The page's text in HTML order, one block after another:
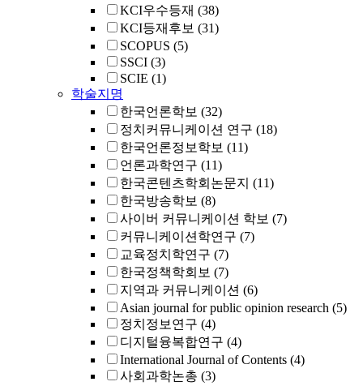
KCI우수등재 (38)
KCI등재후보 (31)
SCOPUS (5)
SSCI (3)
SCIE (1)
학술지명
한국언론학보 (32)
정치커뮤니케이션 연구 (18)
한국언론정보학보 (11)
언론과학연구 (11)
한국콘텐츠학회논문지 (11)
한국방송학보 (8)
사이버 커뮤니케이션 학보 (7)
커뮤니케이션학연구 (7)
교육정치학연구 (7)
한국정책학회보 (7)
지역과 커뮤니케이션 (6)
Asian journal for public opinion research (5)
정치정보연구 (4)
디지털융복합연구 (4)
International Journal of Contents (4)
사회과학논총 (3)